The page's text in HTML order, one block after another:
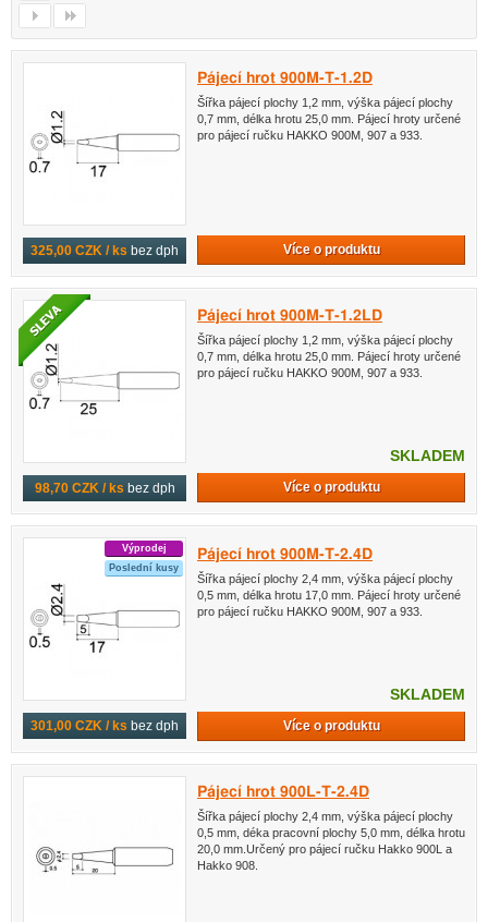
325,00 CZK / ks bez dph
Pájecí hrot 900M-T-1.2D
Šířka pájecí plochy 1,2 mm, výška pájecí plochy
0,7 mm, délka hrotu 25,0 mm. Pájecí hroty určené
pro pájecí ručku HAKKO 900M, 907 a 933.
Více o produktu
98,70 CZK / ks bez dph
Pájecí hrot 900M-T-1.2LD
Šířka pájecí plochy 1,2 mm, výška pájecí plochy
0,7 mm, délka hrotu 25,0 mm. Pájecí hroty určené
pro pájecí ručku HAKKO 900M, 907 a 933.
SKLADEM
Více o produktu
Výprodej
Poslední kusy
301,00 CZK / ks bez dph
Pájecí hrot 900M-T-2.4D
Šířka pájecí plochy 2,4 mm, výška pájecí plochy
0,5 mm, délka hrotu 17,0 mm. Pájecí hroty určené
pro pájecí ručku HAKKO 900M, 907 a 933.
SKLADEM
Více o produktu
Pájecí hrot 900L-T-2.4D
Šířka pájecí plochy 2,4 mm, výška pájecí plochy
0,5 mm, déka pracovní plochy 5,0 mm, délka hrotu
20,0 mm.Určený pro pájecí ručku Hakko 900L a
Hakko 908.